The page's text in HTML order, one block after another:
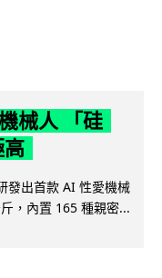
械人 「硅
發出首款 AI 性愛機械
，內置 165 種親密...